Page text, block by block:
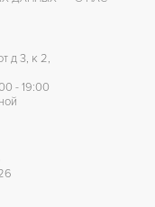
д 3, к 2,
- 19:00